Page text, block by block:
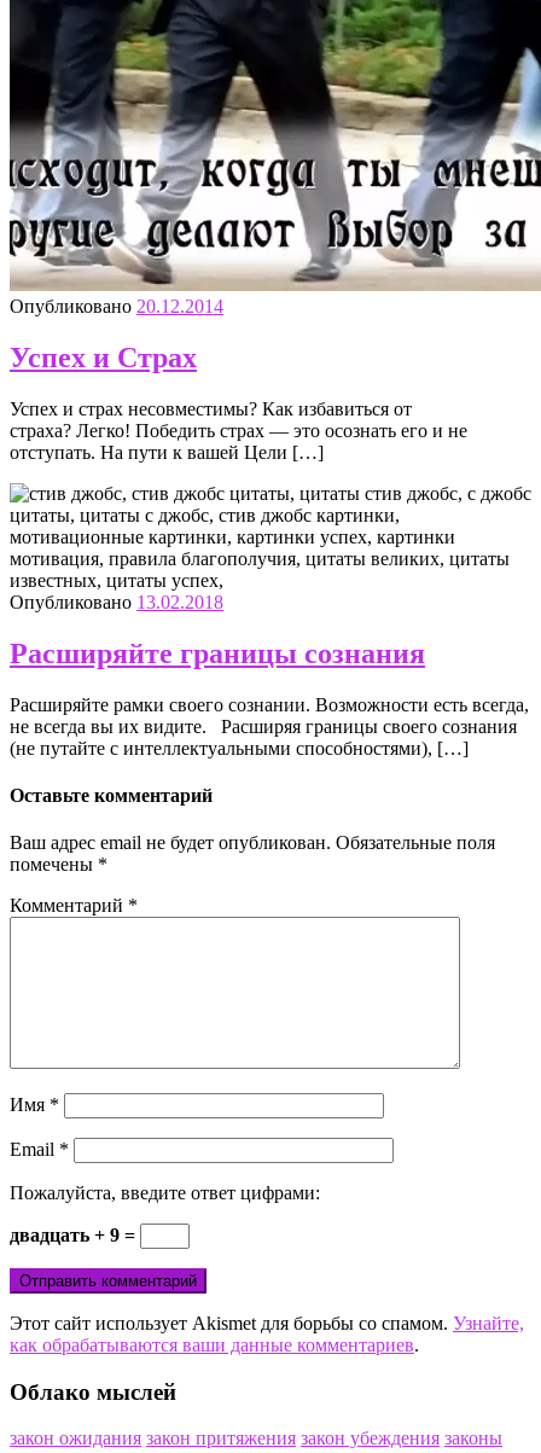
Опубликовано 20.12.2014
Успех и Страх
Успех и страх несовместимы? Как избавиться от
страха? Легко! Победить страх — это осознать его и не
отступать. На пути к вашей Цели […]
Опубликовано 13.02.2018
Расширяйте границы сознания
Расширяйте рамки своего сознании. Возможности есть всегда,
не всегда вы их видите. Расширяя границы своего сознания
(не путайте с интеллектуальными способностями), […]
Оставьте комментарий
Ваш адрес email не будет опубликован. Обязательные поля
помечены *
Комментарий *
Имя *
Email *
Пожалуйста, введите ответ цифрами:
двадцать + 9 =
Этот сайт использует Akismet для борьбы со спамом. Узнайте,
как обрабатываются ваши данные комментариев.
Облако мыслей
закон ожидания закон притяжения закон убеждения законы